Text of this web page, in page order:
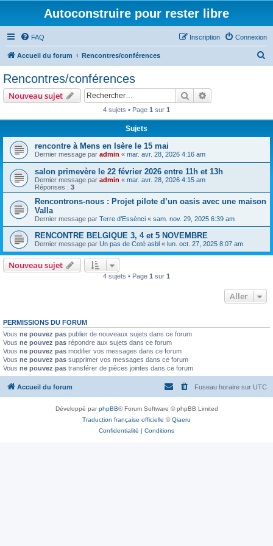
Autoconstruire pour rester libre
FAQ Connexion
Inscription
Accueil du forum Rencontres/conférences
Rencontres/conférences
Nouveau sujet Rechercher
4 sujets • Page 1 sur 1
Sujets
rencontre à Mens en Isère le 15 mai
Dernier message par admin « mar. avr. 28, 2026 4:16 am
salon primevère le 22 février 2026 entre 11h et 13h
Dernier message par admin « mar. avr. 28, 2026 4:15 am
Réponses : 3
Rencontrons-nous : Projet pilote d’un oasis avec une maison
Valla
Dernier message par Terre d’Essènci « sam. nov. 29, 2025 6:39 am
RENCONTRE BELGIQUE 3, 4 et 5 NOVEMBRE
Dernier message par Un pas de Coté asbl « lun. oct. 27, 2025 8:07 am
Nouveau sujet
4 sujets • Page 1 sur 1
Aller
PERMISSIONS DU FORUM
Vous ne pouvez pas publier de nouveaux sujets dans ce forum
Vous ne pouvez pas répondre aux sujets dans ce forum
Vous ne pouvez pas modifier vos messages dans ce forum
Vous ne pouvez pas supprimer vos messages dans ce forum
Vous ne pouvez pas transférer de pièces jointes dans ce forum
Accueil du forum Fuseau horaire sur UTC
Développé parphpBB® Forum Software © phpBB Limited
Traduction française officielle ©Qiaeru
Confidentialité | Conditions